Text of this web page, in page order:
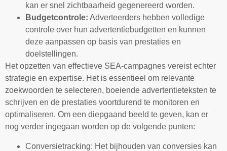
kan er snel zichtbaarheid gegenereerd worden.
Budgetcontrole: Adverteerders hebben volledige
controle over hun advertentiebudgetten en kunnen
deze aanpassen op basis van prestaties en
doelstellingen.
Het opzetten van effectieve SEA-campagnes vereist echter
strategie en expertise. Het is essentieel om relevante
zoekwoorden te selecteren, boeiende advertentieteksten te
schrijven en de prestaties voortdurend te monitoren en
optimaliseren. Om een diepgaand beeld te geven, kan er
nog verder ingegaan worden op de volgende punten:
Conversietracking: Het bijhouden van conversies kan